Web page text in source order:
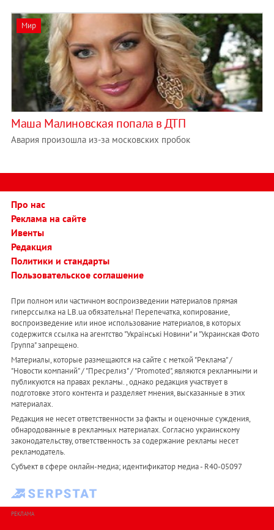
Мир
Маша Малиновская попала в ДТП
Авария произошла из-за московских пробок
Про нас
Реклама на сайте
Ивенты
Редакция
Политики и стандарты
Пользовательское соглашение
При полном или частичном воспроизведении материалов прямая
гиперссылка на LB.ua обязательна! Перепечатка, копирование,
воспроизведение или иное использование материалов, в которых
содержится ссылка на агентство "Українськi Новини" и "Украинская Фото
Группа" запрещено.
Материалы, которые размещаются на сайте с меткой "Реклама" /
"Новости компаний" / "Пресрелиз" / "Promoted", являются рекламными и
публикуются на правах рекламы. , однако редакция участвует в
подготовке этого контента и разделяет мнения, высказанные в этих
материалах.
Редакция не несет ответственности за факты и оценочные суждения,
обнародованные в рекламных материалах. Согласно украинскому
законодательству, ответственность за содержание рекламы несет
рекламодатель.
Субъект в сфере онлайн-медиа; идентификатор медиа - R40-05097
РЕКЛАМА